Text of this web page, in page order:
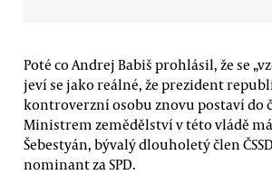
Poté co Andrej Babiš prohlásil, že se
jeví se jako reálné, že prezident
kontroverzní osobu znovu postaví do
Ministrem zemědělství v této vládě
Šebestyán, bývalý dlouholetý člen
nominant za SPD.